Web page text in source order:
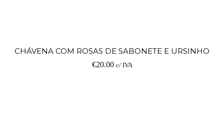
CHÁVENA COM ROSAS DE SABONETE E URSINHO
€20.00 c/ IVA